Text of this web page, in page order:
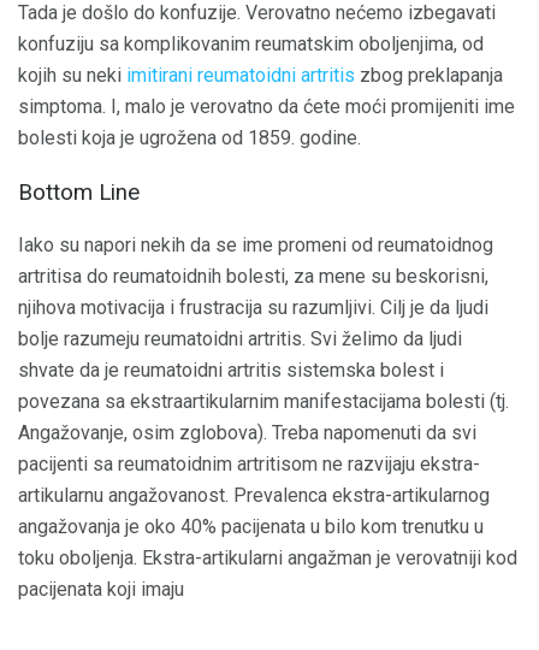
Tada je došlo do konfuzije. Verovatno nećemo izbegavati
konfuziju sa komplikovanim reumatskim oboljenjima, od
kojih su neki imitirani reumatoidni artritis zbog preklapanja
simptoma. I, malo je verovatno da ćete moći promijeniti ime
bolesti koja je ugrožena od 1859. godine.
Bottom Line
Iako su napori nekih da se ime promeni od reumatoidnog
artritisa do reumatoidnih bolesti, za mene su beskorisni,
njihova motivacija i frustracija su razumljivi. Cilj je da ljudi
bolje razumeju reumatoidni artritis. Svi želimo da ljudi
shvate da je reumatoidni artritis sistemska bolest i
povezana sa ekstraartikularnim manifestacijama bolesti (tj.
Angažovanje, osim zglobova). Treba napomenuti da svi
pacijenti sa reumatoidnim artritisom ne razvijaju ekstra-
artikularnu angažovanost. Prevalenca ekstra-artikularnog
angažovanja je oko 40% pacijenata u bilo kom trenutku u
toku oboljenja. Ekstra-artikularni angažman je verovatniji kod
pacijenata koji imaju